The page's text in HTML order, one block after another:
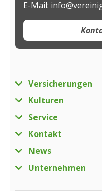
E-Mail:
Versicherungen
Kulturen
Service
Kontakt
News
Unternehmen